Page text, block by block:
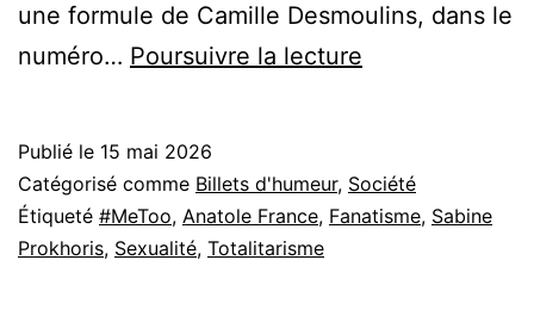
une formule de Camille Desmoulins, dans le
numéro… Poursuivre la lecture
Dieux
ont
Publié le 15 mai 2026
Catégorisé comme Billets d'humeur, Société
Étiqueté #MeToo, Anatole France, Fanatisme, Sabine
Prokhoris, Sexualité, Totalitarisme